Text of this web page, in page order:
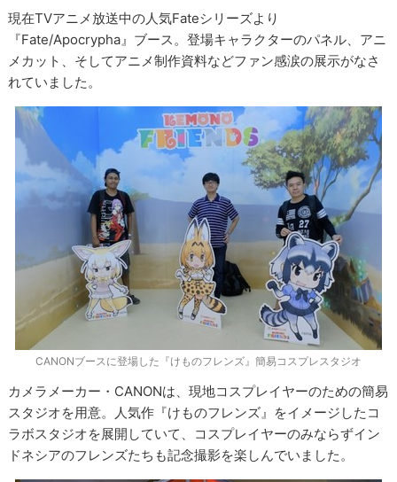
現在TVアニメ放送中の人気Fateシリーズより
『Fate/Apocrypha』ブース。登場キャラクターのパネル、アニ
メカット、そしてアニメ制作資料などファン感涙の展示がなさ
れていました。
CANONブースに登場した『けものフレンズ』簡易コスプレスタジオ
カメラメーカー・CANONは、現地コスプレイヤーのための簡易
スタジオを用意。人気作『けものフレンズ』をイメージしたコ
ラボスタジオを展開していて、コスプレイヤーのみならずイン
ドネシアのフレンズたちも記念撮影を楽しんでいました。